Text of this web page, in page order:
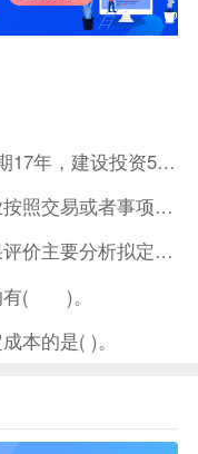
某建设项目建设期3年，生产经营期17年，建设投资5500万元
我国《企业会计准则》规定，企业按照交易或者事项的经济特征确定
对于非经营性技术方案，经济效果评价主要分析拟定方案的( )。
有( )。
本的是( )。